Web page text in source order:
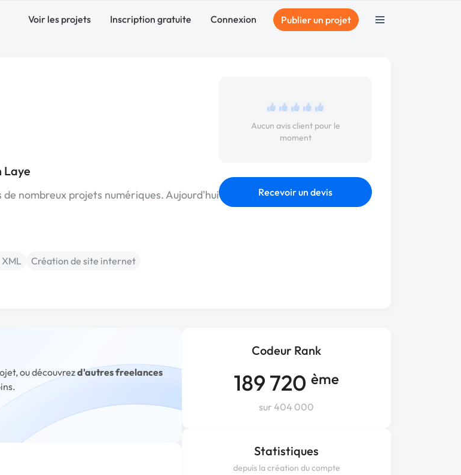
Voir les projets Inscription gratuite Connexion Publier un projet
Laye
nombreux projets numériques. Aujourd'hui
XML
Création de site internet
Aucun avis client pour le
moment
Recevoir un devis
Codeur Rank
189 720 ème
sur 404 000
Statistiques
depuis la création du compte
ou découvrezd'autres freelances